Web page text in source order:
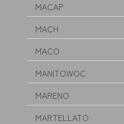
MACAP
MACH
MACO
MANITOWOC
MARENO
MARTELLATO